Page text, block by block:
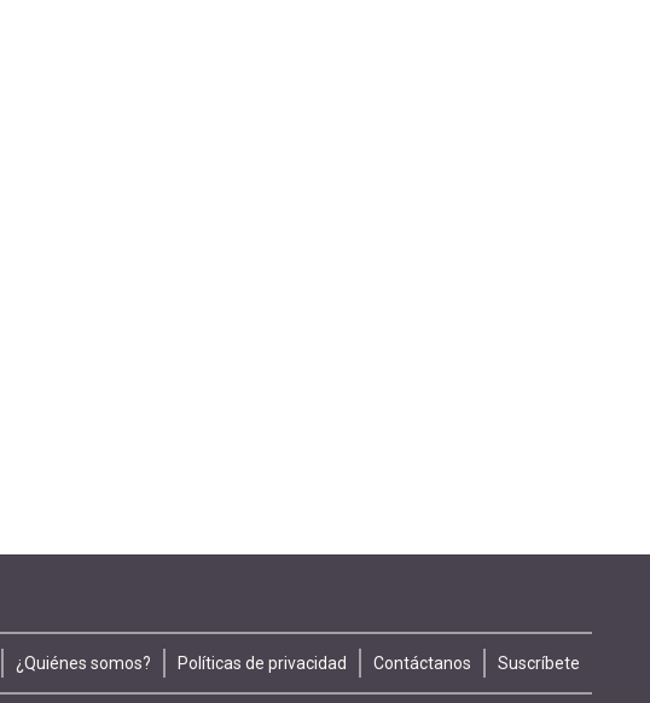
¿Quiénes somos? Políticas de privacidad Contáctanos Suscríbete